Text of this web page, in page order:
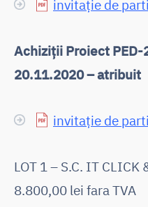
invitație de
Achiziții Proiect
20.11.2020 – atribuit
invitație de
LOT 1 – S.C. IT CLICK
8.800,00 lei fara TVA